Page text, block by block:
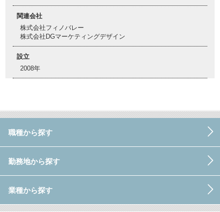
関連会社
株式会社フィノバレー
株式会社DGマーケティングデザイン
設立
2008年
職種から探す
勤務地から探す
業種から探す